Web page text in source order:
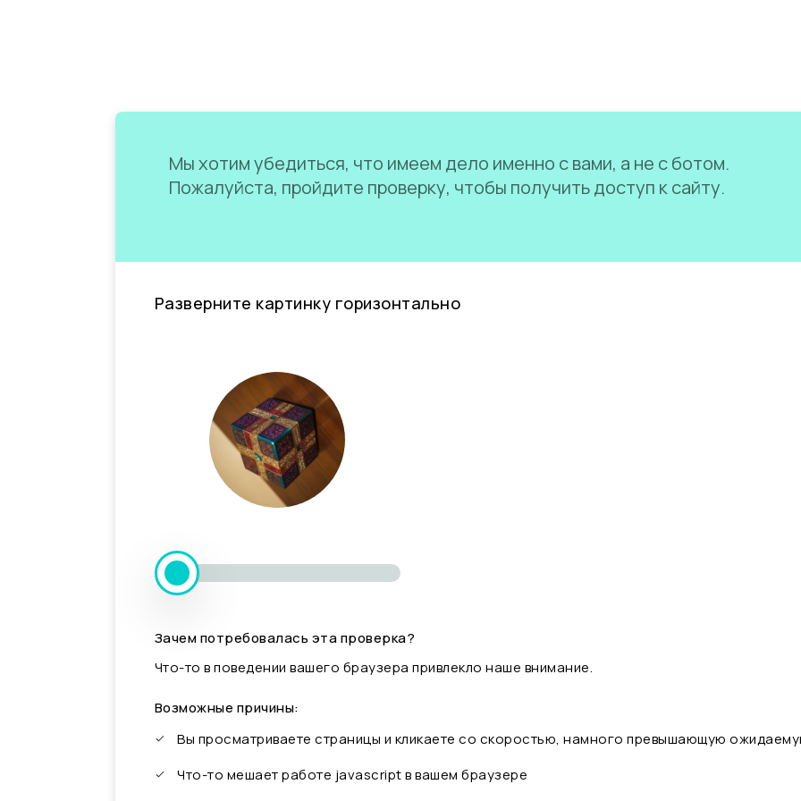
Мы хотим убедиться, что имеем дело именно с вами, а не с ботом.
Пожалуйста, пройдите проверку, чтобы получить доступ к сайту.
Разверните картинку горизонтально
Зачем потребовалась эта проверка?
Что-то в поведении вашего браузера привлекло наше внимание.
Возможные причины:
Вы просматриваете страницы и кликаете со скоростью, намного превышающую
Что-то мешает работе javascript в вашем браузере